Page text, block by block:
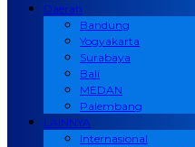
Daerah
Bandung
Yogyakarta
Surabaya
Bali
MEDAN
Palembang
LAINNYA
Internasional